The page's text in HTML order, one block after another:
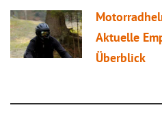
Aktuelle
Überblick